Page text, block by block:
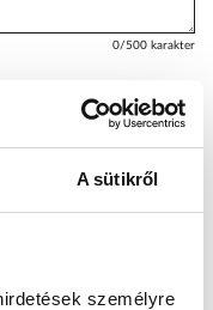
A sütikről
személyre
0/500 karakter
Telefonon